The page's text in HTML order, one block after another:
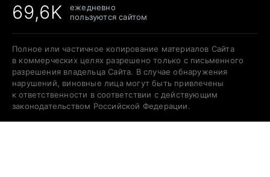
69,6K
ежедневно
пользуются сайтом
Полное или частичное копирование материалов Сайта
в коммерческих целях разрешено только с письменного
разрешения владельца Сайта. В случае обнаружения
нарушений, виновные лица могут быть привлечены
к ответственности в соответствии с действующим
законодательством Российской Федерации.